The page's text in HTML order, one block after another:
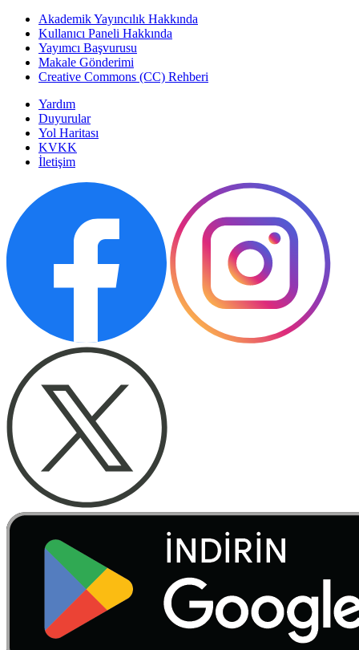
Akademik Yayıncılık Hakkında
Kullanıcı Paneli Hakkında
Yayımcı Başvurusu
Makale Gönderimi
Creative Commons (CC) Rehberi
Yardım
Duyurular
Yol Haritası
KVKK
İletişim